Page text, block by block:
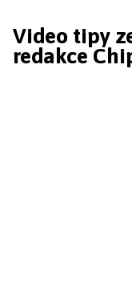
Video tipy
redakce